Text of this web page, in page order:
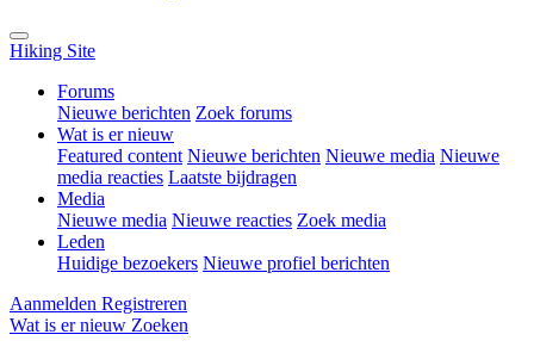
Hiking Site
Forums
Nieuwe berichten Zoek forums
Wat is er nieuw
Featured content Nieuwe berichten Nieuwe media Nieuwe
media reacties Laatste bijdragen
Media
Nieuwe media Nieuwe reacties Zoek media
Leden
Huidige bezoekers Nieuwe profiel berichten
Aanmelden Registreren
Wat is er nieuw Zoeken